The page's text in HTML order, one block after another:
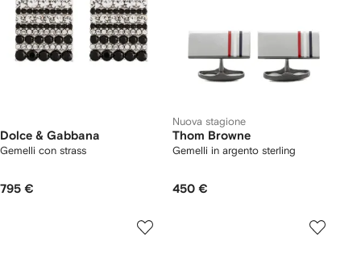
Dolce & Gabbana
Gemelli con strass
795 €
Nuova stagione
Thom Browne
Gemelli in argento sterling
450 €